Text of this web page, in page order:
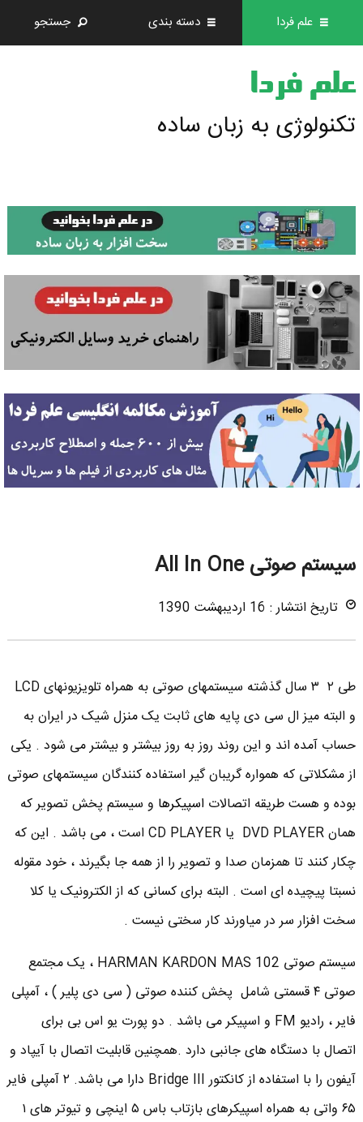
علم فردا دسته بندی جستجو
علم فردا
تکنولوژی به زبان ساده
سیستم صوتی All In One
تاریخ انتشار : 16 اردیبهشت 1390
طی ۲ ۳ سال گذشته سیستمهای صوتی به همراه تلویزیونهای LCD
و البته میز ال سی دی پایه های ثابت یک منزل شیک در ایران به
حساب آمده اند و این روند روز به روز بیشتر و بیشتر می شود . یکی
از مشکلاتی که همواره گریبان گیر استفاده کنندگان سیستمهای صوتی
بوده و هست طریقه اتصالات اسپیکرها و سیستم پخش تصویر که
همان DVD PLAYER یا CD PLAYER است ، می باشد . این که
چکار کنند تا همزمان صدا و تصویر را از همه جا بگیرند ، خود مقوله
نسبتا پیچیده ای است . البته برای کسانی که از الکترونیک یا کلا
سخت افزار سر در میاورند کار سختی نیست .
سیستم صوتی HARMAN KARDON MAS 102 ، یک مجتمع
صوتی ۴ قسمتی شامل پخش کننده صوتی ( سی دی پلیر ) ، آمپلی
فایر ، رادیو FM و اسپیکر می باشد . دو پورت یو اس بی برای
اتصال با دستگاه های جانبی دارد .همچنین قابلیت اتصال با آیپاد و
آیفون را با استفاده از کانکتور Bridge III دارا می باشد. ۲ آمپلی فایر
۶۵ واتی به همراه اسپیکرهای بازتاب باس ۵ اینچی و تیوتر های ۱